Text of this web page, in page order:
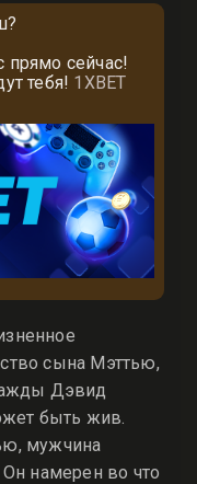
прямо сейчас!
тебя! 1XBET
сына Мэттью,
Дэвид
быть жив.
мужчина
намерен во что